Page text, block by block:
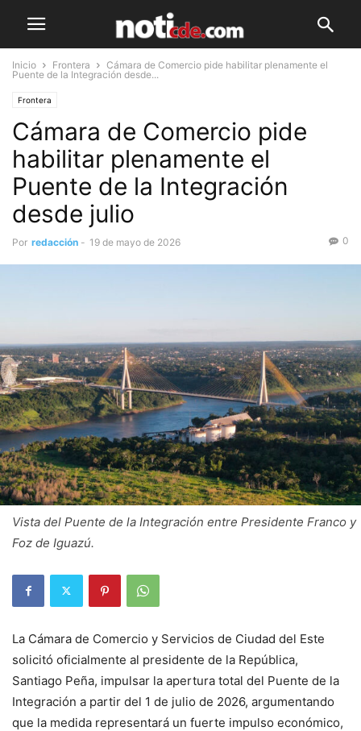
Inicio Frontera
Cámara de Comercio pide habilitar plenamente el
Puente de la Integración desde...
Frontera
Cámara de Comercio pide
habilitar plenamente el
Puente de la Integración
desde julio
Por redacción - 19 de mayo de 2026 0
Vista del Puente de la Integración entre Presidente Franco y
Foz de Iguazú.
La Cámara de Comercio y Servicios de Ciudad del Este
solicitó oficialmente al presidente de la República,
Santiago Peña, impulsar la apertura total del Puente de la
Integración a partir del 1 de julio de 2026, argumentando
que la medida representará un fuerte impulso económico,